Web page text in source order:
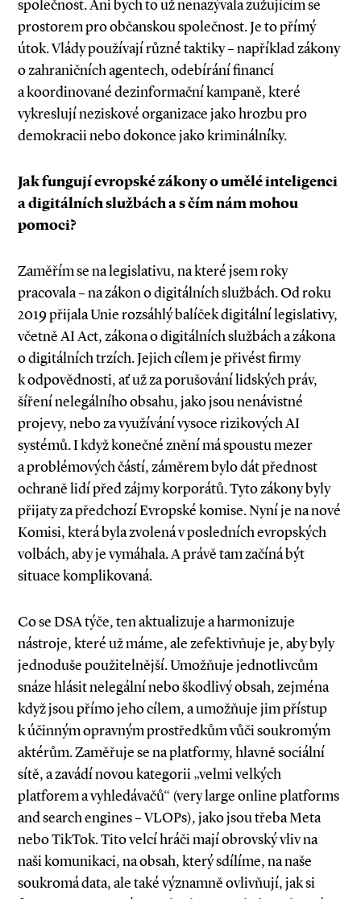
společnost. Ani bych to už nenazývala zužujícím se
prostorem pro občanskou společnost. Je to přímý
útok. Vlády používají různé taktiky – například zákony
o zahraničních agentech, odebírání financí
a koordinované dezinformační kampaně, které
vykreslují neziskové organizace jako hrozbu pro
demokracii nebo dokonce jako kriminálníky.
Jak fungují evropské zákony o umělé inteligenci
a digitálních službách a s čím nám mohou
pomoci?
Zaměřím se na legislativu, na které jsem roky
pracovala – na zákon o digitálních službách. Od roku
2019 přijala Unie rozsáhlý balíček digitální legislativy,
včetně AI Act, zákona o digitálních službách a zákona
o digitálních trzích. Jejich cílem je přivést firmy
k odpovědnosti, ať už za porušování lidských práv,
šíření nelegálního obsahu, jako jsou nenávistné
projevy, nebo za využívání vysoce rizikových AI
systémů. I když konečné znění má spoustu mezer
a problémových částí, záměrem bylo dát přednost
ochraně lidí před zájmy korporátů. Tyto zákony byly
přijaty za předchozí Evropské komise. Nyní je na nové
Komisi, která byla zvolená v posledních evropských
volbách, aby je vymáhala. A právě tam začíná být
situace komplikovaná.
Co se DSA týče, ten aktualizuje a harmonizuje
nástroje, které už máme, ale zefektivňuje je, aby byly
jednoduše použitelnější. Umožňuje jednotlivcům
snáze hlásit nelegální nebo škodlivý obsah, zejména
když jsou přímo jeho cílem, a umožňuje jim přístup
k účinným opravným prostředkům vůči soukromým
aktérům. Zaměřuje se na platformy, hlavně sociální
sítě, a zavádí novou kategorii „velmi velkých
platforem a vyhledávačů“ (very large online platforms
and search engines – VLOPs), jako jsou třeba Meta
nebo TikTok. Tito velcí hráči mají obrovský vliv na
naši komunikaci, na obsah, který sdílíme, na naše
soukromá data, ale také významně ovlivňují, jak si